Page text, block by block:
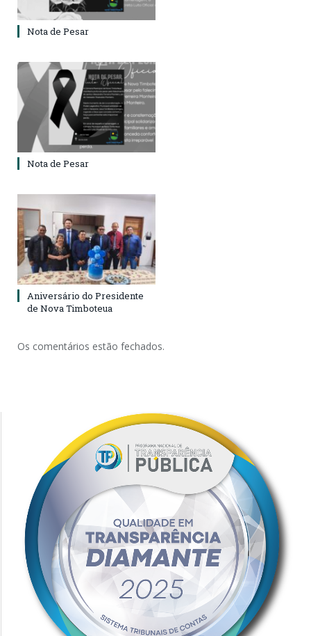
Nota de Pesar
Nota de Pesar
Aniversário do Presidente
de Nova Timboteua
Os comentários estão fechados.